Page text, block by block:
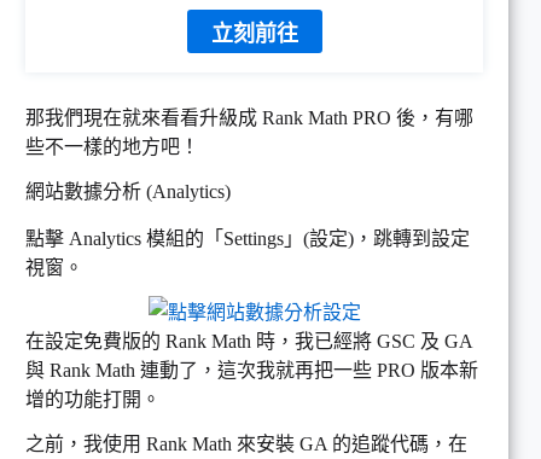
立刻前往
那我們現在就來看看升級成 Rank Math PRO 後，有哪
些不一樣的地方吧！
網站數據分析 (Analytics)
點擊 Analytics 模組的「Settings」(設定)，跳轉到設定
視窗。
在設定免費版的 Rank Math 時，我已經將 GSC 及 GA
與 Rank Math 連動了，這次我就再把一些 PRO 版本新
增的功能打開。
之前，我使用 Rank Math 來安裝 GA 的追蹤代碼，在